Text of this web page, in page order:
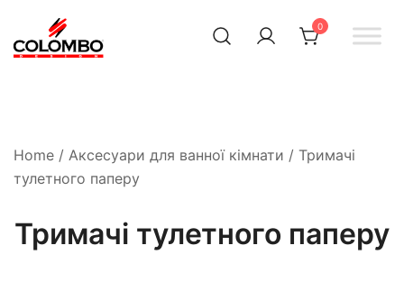
0
Home / Аксесуари для ванної кімнати / Тримачі
тулетного паперу
Тримачі тулетного паперу